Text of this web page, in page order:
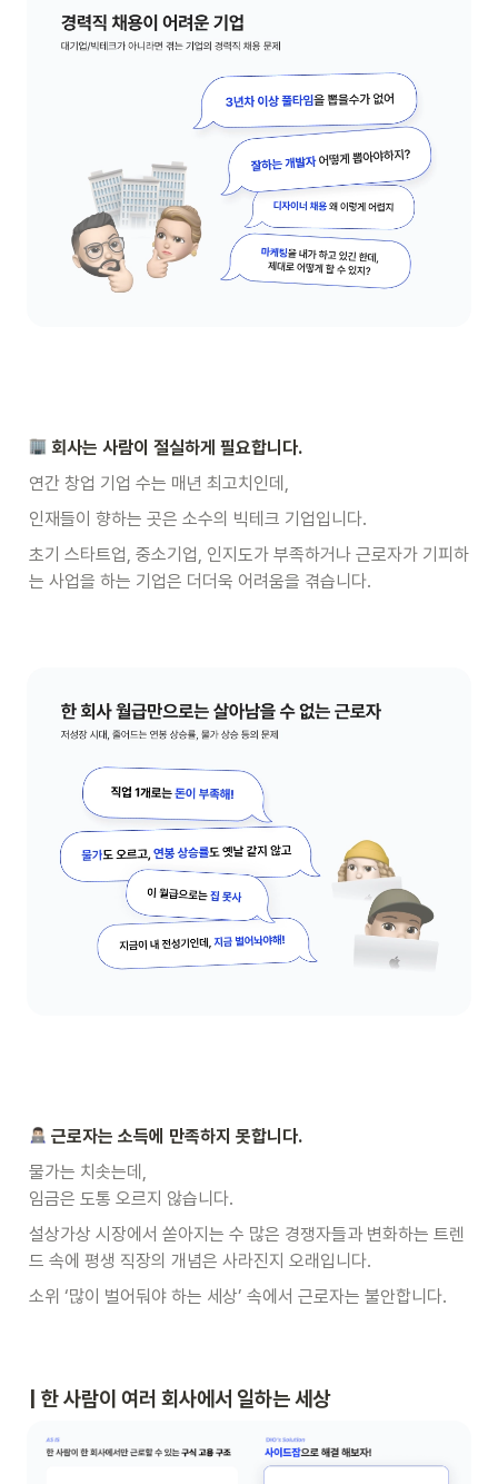
회사는 사람이 절실하게 필요합니다.
연간 창업 기업 수는 매년 최고치인데,
인재들이 향하는 곳은 소수의 빅테크 기업입니다.
초기 스타트업, 중소기업, 인지도가 부족하거나 근로자가 기피하
는 사업을 하는 기업은 더더욱 어려움을 겪습니다.
근로자는 소득에 만족하지 못합니다.
물가는 치솟는데,
임금은 도통 오르지 않습니다.
설상가상 시장에서 쏟아지는 수 많은 경쟁자들과 변화하는 트렌
드 속에 평생 직장의 개념은 사라진지 오래입니다.
소위 ‘많이 벌어둬야 하는 세상’ 속에서 근로자는 불안합니다.
| 한 사람이 여러 회사에서 일하는 세상